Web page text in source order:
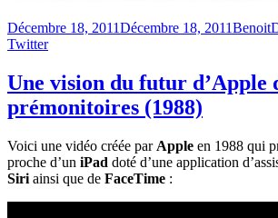
Publié
le
Décembre 18, 2011Décembre 18, 2011Benoit
Twitter
Une vision du futur d’Apple
prémonitoires (1988)
Voici une vidéo créée par Apple en 1988 qui
proche d’un iPad doté d’une application
Siri ainsi que de FaceTime :